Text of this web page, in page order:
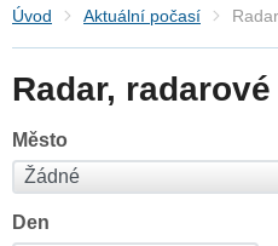
Úvod Aktuální počasí
Radar,
Město
Den